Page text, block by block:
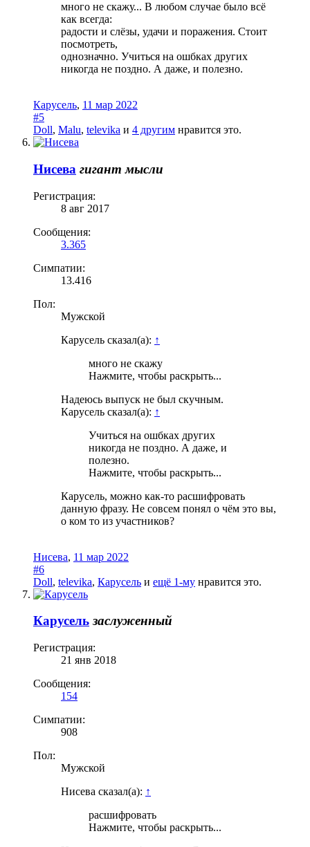
много не скажу... В любом случае было всё
как всегда:
радости и слёзы, удачи и поражения. Стоит
посмотреть,
однозначно. Учиться на ошбках других
никогда не поздно. А даже, и полезно.
Карусель, 11 мар 2022
#5
Doll, Malu, televika и 4 другим нравится это.
Нисева гигант мысли
Регистрация:
8 авг 2017
Сообщения:
3.365
Симпатии:
13.416
Пол:
Мужской
Карусель сказал(а): ↑
много не скажу
Нажмите, чтобы раскрыть...
Надеюсь выпуск не был скучным.
Карусель сказал(а): ↑
Учиться на ошбках других
никогда не поздно. А даже, и
полезно.
Нажмите, чтобы раскрыть...
Карусель, можно как-то расшифровать
данную фразу. Не совсем понял о чём это вы,
о ком то из участников?
Нисева, 11 мар 2022
#6
Doll, televika, Карусель и ещё 1-му нравится это.
Карусель заслуженный
Регистрация:
21 янв 2018
Сообщения:
154
Симпатии:
908
Пол:
Мужской
Нисева сказал(а): ↑
расшифровать
Нажмите, чтобы раскрыть...